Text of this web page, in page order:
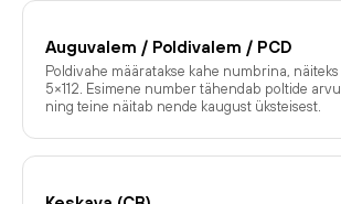
Auguvalem / Poldivalem / PCD
Poldivahe määratakse kahe numbrina, näiteks
5×112. Esimene number tähendab poltide arvu
ning teine näitab nende kaugust üksteisest.